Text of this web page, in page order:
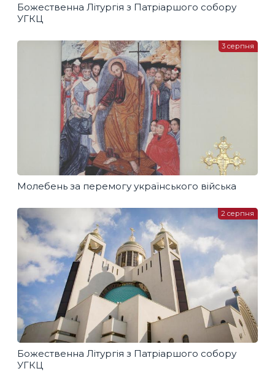
Божественна Літургія з Патріаршого собору
УГКЦ
Молебень за перемогу українського війська
3 серпня
Божественна Літургія з Патріаршого собору
УГКЦ
2 серпня